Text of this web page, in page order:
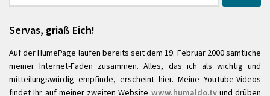
nach:
Servas, griaß Eich!
Auf der HumePage laufen bereits seit dem 19. Februar 2000 sämtliche
meiner Internet-Fäden zusammen. Alles, das ich als wichtig und
mitteilungswürdig empfinde, erscheint hier. Meine YouTube-Videos
findet Ihr auf meiner zweiten Website www.humaldo.tvund drüben